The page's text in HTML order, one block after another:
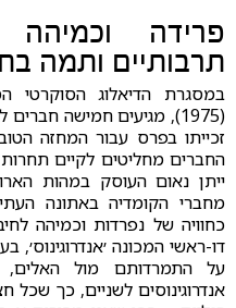
פרידה וכמיהה
תרבותיים ותמה
במסגרת הדיאלוג
(1975), מגיעים חמישה
זכייתו בפרס עבור המחזה
החברים מחליטים לקיים
ייתן נאום העוסק במהות
מחברי הקומדיה באתונה
כחוויה של נפרדות וכמיהה
דו-ראשי המכונה ׳אנדרוגינוס׳,
על התמרדותם מול
אנדרוגינוסים לשניים, כך שכל